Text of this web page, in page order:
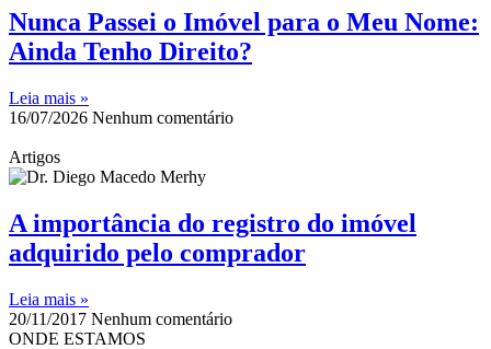
Nunca Passei o Imóvel para o Meu Nome:
Ainda Tenho Direito?
Leia mais »
16/07/2026 Nenhum comentário
Artigos
A importância do registro do imóvel
adquirido pelo comprador
Leia mais »
20/11/2017 Nenhum comentário
ONDE ESTAMOS